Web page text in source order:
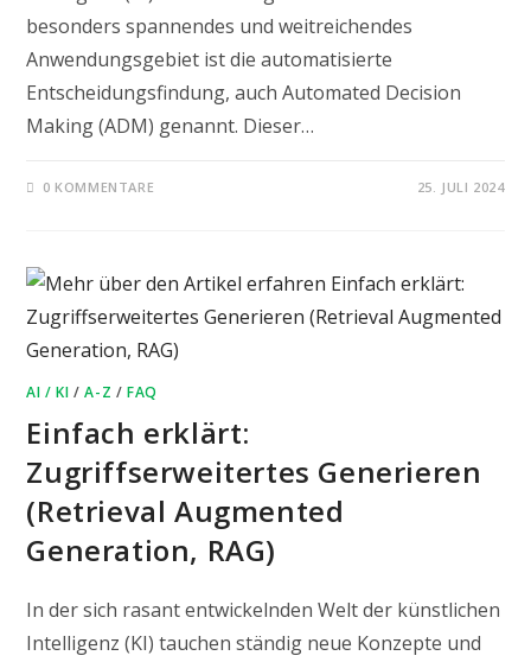
besonders spannendes und weitreichendes
Anwendungsgebiet ist die automatisierte
Entscheidungsfindung, auch Automated Decision
Making (ADM) genannt. Dieser…
0 KOMMENTARE 25. JULI 2024
AI / KI /A-Z /FAQ
Einfach erklärt:
Zugriffserweitertes Generieren
(Retrieval Augmented
Generation, RAG)
In der sich rasant entwickelnden Welt der künstlichen
Intelligenz (KI) tauchen ständig neue Konzepte und